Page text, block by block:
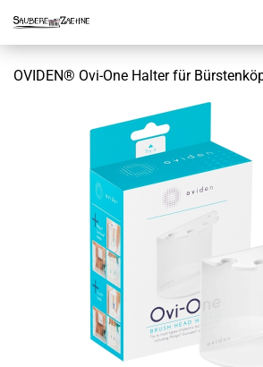
OVIDEN® Ovi-One Halter für